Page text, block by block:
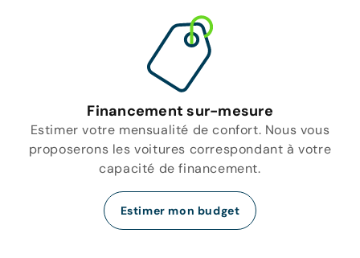
Financement sur-mesure
Estimer votre mensualité de confort. Nous vous
proposerons les voitures correspondant à votre
capacité de financement.
Estimer mon budget